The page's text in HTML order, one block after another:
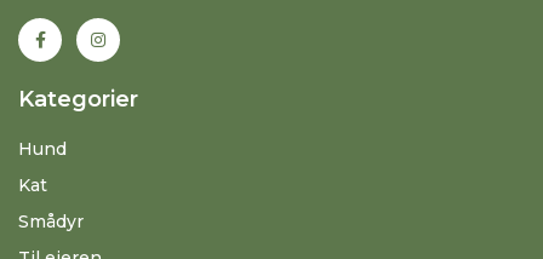
Kategorier
Hund
Kat
Smådyr